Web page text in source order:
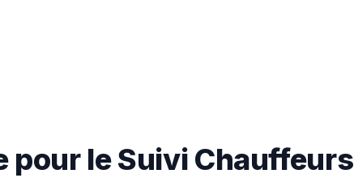
le Suivi Chauffeurs